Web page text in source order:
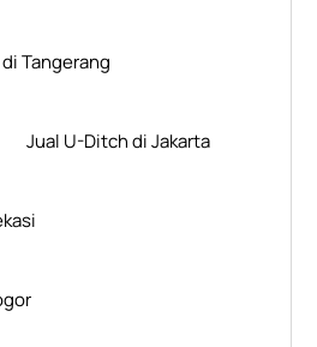
Tangerang
Jual U-Ditch di Jakarta